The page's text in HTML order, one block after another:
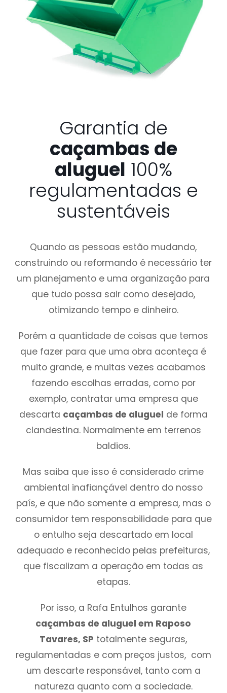
Garantia de
caçambas de
aluguel 100%
regulamentadas e
sustentáveis
Quando as pessoas estão mudando,
construindo ou reformando é necessário ter
um planejamento e uma organização para
que tudo possa sair como desejado,
otimizando tempo e dinheiro.
Porém a quantidade de coisas que temos
que fazer para que uma obra aconteça é
muito grande, e muitas vezes acabamos
fazendo escolhas erradas, como por
exemplo, contratar uma empresa que
descarta caçambas de aluguel de forma
clandestina. Normalmente em terrenos
baldios.
Mas saiba que isso é considerado crime
ambiental inafiançável dentro do nosso
país, e que não somente a empresa, mas o
consumidor tem responsabilidade para que
o entulho seja descartado em local
adequado e reconhecido pelas prefeituras,
que fiscalizam a operação em todas as
etapas.
Por isso, a Rafa Entulhos garante
caçambas de aluguel em Raposo
Tavares, SP totalmente seguras,
regulamentadas e com preços justos, com
um descarte responsável, tanto com a
natureza quanto com a sociedade.